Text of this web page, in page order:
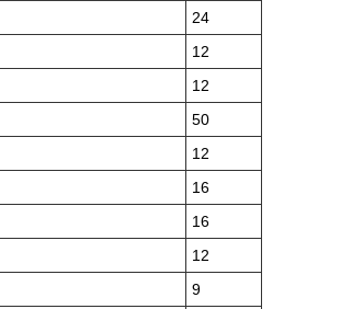
24
12
12
50
12
16
16
12
9